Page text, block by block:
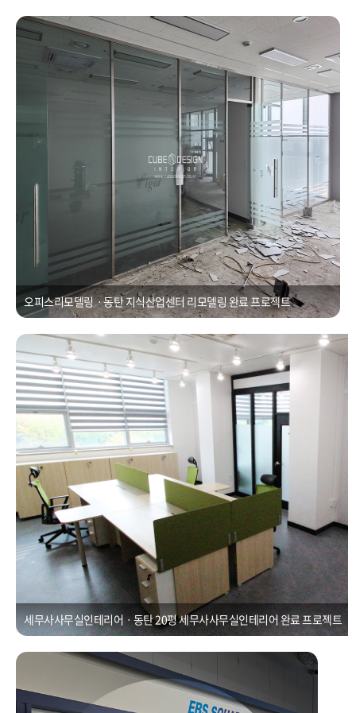
오피스리모델링ㆍ동탄 지식산업센터 리모델링
Posted on
2021년 1월 1일 byCUBEDESIGN
오피스리모델링ㆍ동탄 지식산업센터 리모델링 완료 프로젝트
세무사사무실인테리어ㆍ동탄 20평 세무사사무실인테리어
Posted on2021년 1월 1일byCUBEDESIGN
세무사사무실인테리어ㆍ동탄 20평 세무사사무실인테리어 완료 프로젝트
지식산업센터인테리어ㆍ동탄 금강IX타워 C동 공장동 연구 인테리어
2021년 1월 1일byCUBEDESIGN